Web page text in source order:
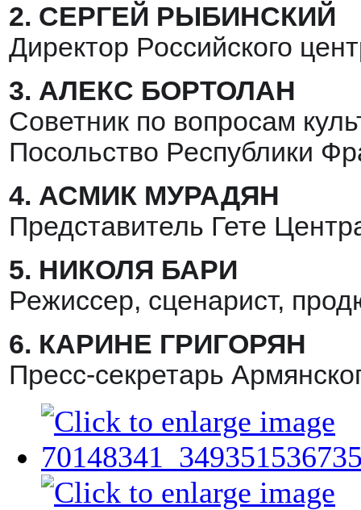
2. СЕРГЕЙ РЫБИНСКИЙ
Директор Российского
3. АЛЕКС БОРТОЛАН
Советник по вопросам
Посольство Республики
4. АСМИК МУРАДЯН
Представитель Гете
5. НИКОЛЯ БАРИ
Режиссер, сценарист,
6. КАРИНЕ ГРИГОРЯН
Пресс-секретарь